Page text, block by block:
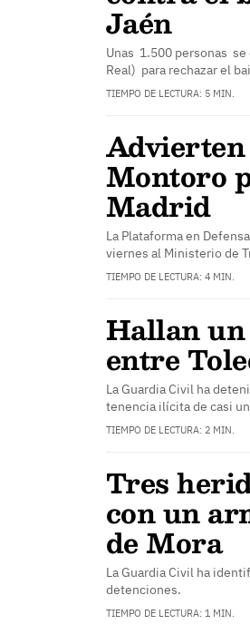
Jaén
Unas 1.500 personas se
Real) para rechazar el
TIEMPO DE LECTURA: 5 MIN.
Advierten
Montoro
Madrid
La Plataforma en
viernes al Ministerio de
TIEMPO DE LECTURA: 4 MIN.
Hallan
entre
La Guardia Civil ha
tenencia ilícita de casi
TIEMPO DE LECTURA: 2 MIN.
Tres
con un
de Mora
La Guardia Civil ha
detenciones.
TIEMPO DE LECTURA: 1 MIN.